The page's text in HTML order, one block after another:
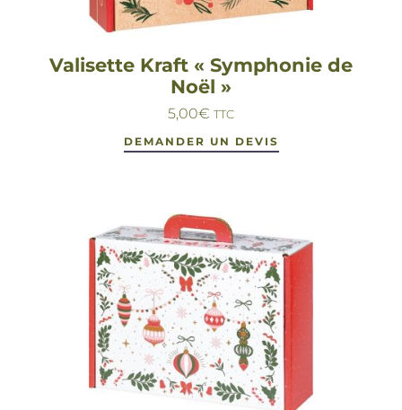
Valisette Kraft « Symphonie de
Noël »
5,00€ TTC
DEMANDER UN DEVIS